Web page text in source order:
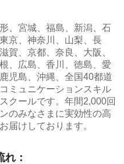
、宮城、福島、新潟、石
京、神奈川、山梨、長
賀、京都、奈良、大阪、
、広島、香川、徳島、愛
児島、沖縄、全国40都道
ミュニケーションスキル
クールです。年間2,000回
のみなさまに実効性の高
届けしております。
：